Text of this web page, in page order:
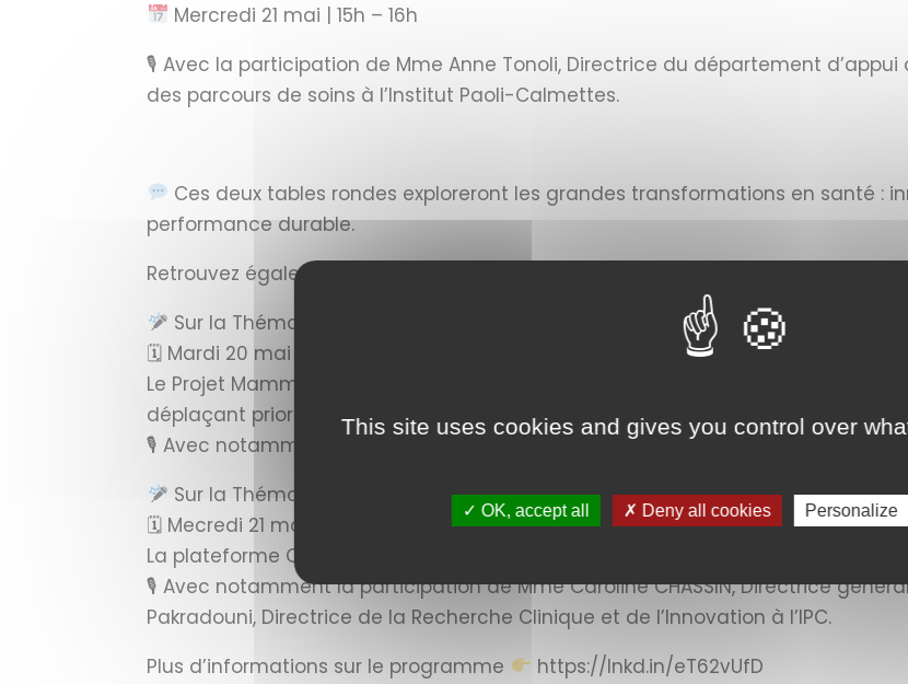
Mercredi 21 mai | 15h – 16h
🎙 Avec la participation de Mme Anne Tonoli, Directrice du département
des parcours de soins à l’Institut Paoli-Calmettes.
Ces deux tables rondes exploreront les grandes transformations en santé :
performance durable.
Retrouvez également de nombreux événements sur le stand d’Unicancer avec
Sur la Thématique Prévention
🗓 Mardi 20 mai | 14h30-15h00
Le Projet Mammobile > comment réaliser des mammographies de dépistage
déplaçant prioritairement dans les déserts médicaux.
🎙 Avec notamment la participation de Mme Caroline CHASSIN, Directrice
Sur la Thématique IA & Recherche
🗓 Mecredi 21 mai | 11h30-12h00
La plateforme C2IT du Marseille Immunology Biocluster, le cluster d’excellence
🎙 Avec notamment la participation de Mme Caroline CHASSIN, Directrice
Pakradouni, Directrice de la Recherche Clinique et de l’Innovation à l’IPC.
Plus d’informations sur le programme
https://lnkd.in/eT62vUfD
This site uses cookies and gives you control over
✓ OK, accept all ✗ Deny all cookies Personalize